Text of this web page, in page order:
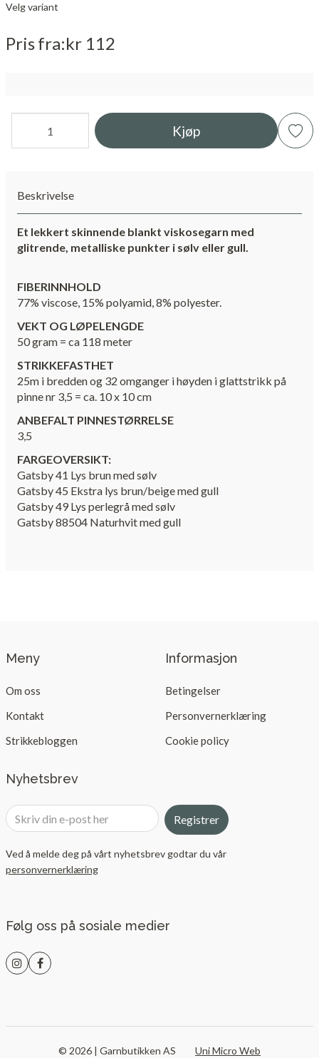
Velg variant
Prisfra kr 112
Kjøp
Beskrivelse
Et lekkert skinnende blankt viskosegarn med
glitrende, metalliske punkter i sølv eller gull.
FIBERINNHOLD
77% viscose, 15% polyamid, 8% polyester.
VEKT OG LØPELENGDE
50 gram = ca 118 meter
STRIKKEFASTHET
25m i bredden og 32 omganger i høyden i glattstrikk på
pinne nr 3,5 = ca. 10 x 10 cm
ANBEFALT PINNESTØRRELSE
3,5
FARGEOVERSIKT:
Gatsby 41 Lys brun med sølv
Gatsby 45 Ekstra lys brun/beige med gull
Gatsby 49 Lys perlegrå med sølv
Gatsby 88504 Naturhvit med gull
Meny
Om oss
Kontakt
Strikkebloggen
Informasjon
Betingelser
Personvernerklæring
Cookie policy
Nyhetsbrev
Registrer
Ved å melde deg på vårt nyhetsbrev godtar du vår
personvernerklæring
Følg oss på sosiale medier
© 2026 | Garnbutikken AS Uni Micro Web